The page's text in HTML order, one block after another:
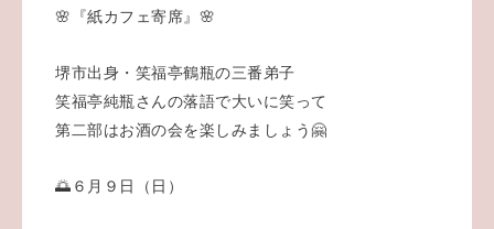
🌸『紙カフェ寄席』🌸
堺市出身・笑福亭鶴瓶の三番弟子
笑福亭純瓶さんの落語で大いに笑って
第二部はお酒の会を楽しみましょう🤗
🌅６月９日（日）